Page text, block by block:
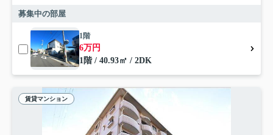
募集中の部屋
1階
6万円
1階 / 40.93㎡ / 2DK
賃貸マンション